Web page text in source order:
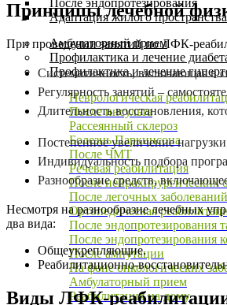
После эндопротезирования
Адаптация жилого пространства
Амбулаторный прием
Профилактика и лечение
Профилактика и лечение
Неврологическая
После инсульта
Рассеянный склероз
Болезнь Паркинсона
После ЧМТ
Речевая реабилитация
После нейрохирургических
После легочных заболеваний
Ортопедическая
После эндопротезирования
После эндопротезирования
После ампутации
На фоне онкологических
Амбулаторный прием
Реабилитация на дому
Принципы лечебной
При проведении занятий по ЛФК-
Систематичность, включающая в
Регулярность занятий –
Длительность восстановления,
Постепенное увеличение
Индивидуальность подбора
Разнообразие средств,
Несмотря на разнообразие лечебных
два вида:
Общеукрепляющие.
Реабилитационно-
Виды ЛФК-